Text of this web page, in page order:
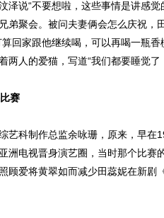
泽说“不要想啦，这些事情是讲感
弟聚会。被问夫妻俩会怎么庆祝，
回家跟他继续喝，可以再喝一瓶
两人的爱猫，写道“我们都要睡觉了
赛
科制作总监余咏珊，原来，早在
洲电视晋身演艺圈，当时那个比赛
顾爱将黄翠如而减少田蕊妮在新剧